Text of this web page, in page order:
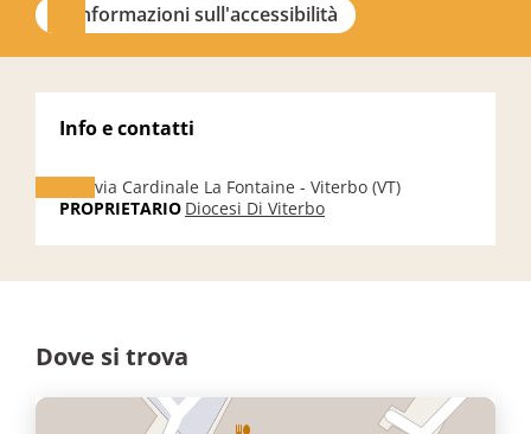
Informazioni sull'accessibilità
Info e contatti
via Cardinale La Fontaine - Viterbo (VT)
PROPRIETARIO Diocesi Di Viterbo
Dove si trova